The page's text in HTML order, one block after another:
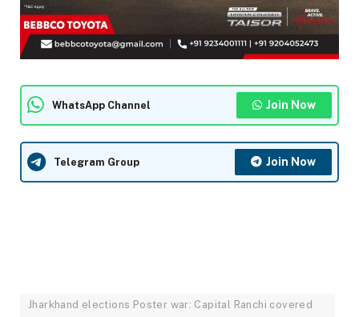
WhatsApp Channel Join Now
Telegram Group Join Now
Jharkhand elections Poster war: Capital Ranchi covered